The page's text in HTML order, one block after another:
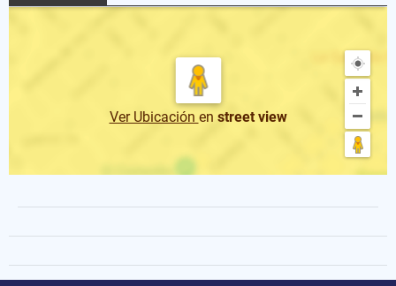
Ver Ubicación en street view